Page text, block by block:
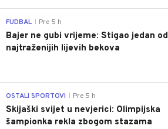
FUDBAL Pre 5 h
Bajer ne gubi vrijeme: Stigao jedan od
najtraženijih lijevih bekova
OSTALI SPORTOVI Pre 5 h
Skijaški svijet u nevjerici: Olimpijska
šampionka rekla zbogom stazama